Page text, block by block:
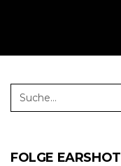
FOLGE EARSHOT